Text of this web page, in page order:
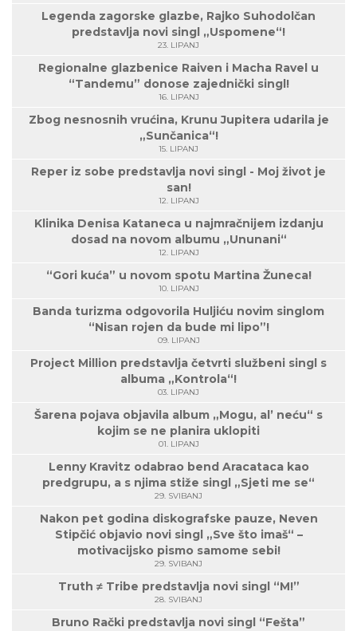
Legenda zagorske glazbe, Rajko Suhodolčan
predstavlja novi singl „Uspomene“!
23. LIPANJ
Regionalne glazbenice Raiven i Macha Ravel u
“Tandemu” donose zajednički singl!
16. LIPANJ
Zbog nesnosnih vrućina, Krunu Jupitera udarila je
„Sunčanica“!
15. LIPANJ
Reper iz sobe predstavlja novi singl - Moj život je
san!
12. LIPANJ
Klinika Denisa Kataneca u najmračnijem izdanju
dosad na novom albumu „Ununani“
12. LIPANJ
“Gori kuća” u novom spotu Martina Žuneca!
10. LIPANJ
Banda turizma odgovorila Huljiću novim singlom
“Nisan rojen da bude mi lipo”!
09. LIPANJ
Project Million predstavlja četvrti službeni singl s
albuma „Kontrola“!
03. LIPANJ
Šarena pojava objavila album „Mogu, al’ neću“ s
kojim se ne planira uklopiti
01. LIPANJ
Lenny Kravitz odabrao bend Aracataca kao
predgrupu, a s njima stiže singl „Sjeti me se“
29. SVIBANJ
Nakon pet godina diskografske pauze, Neven
Stipčić objavio novi singl „Sve što imaš“ –
motivacijsko pismo samome sebi!
29. SVIBANJ
Truth ≠ Tribe predstavlja novi singl “M!”
28. SVIBANJ
Bruno Rački predstavlja novi singl “Fešta”